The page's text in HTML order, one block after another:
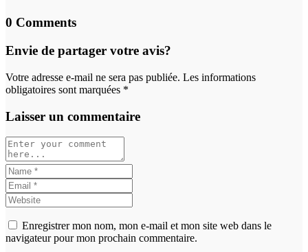
0 Comments
Envie de partager votre avis?
Votre adresse e-mail ne sera pas publiée. Les informations
obligatoires sont marquées *
Laisser un commentaire
Enregistrer mon nom, mon e-mail et mon site web dans le
navigateur pour mon prochain commentaire.